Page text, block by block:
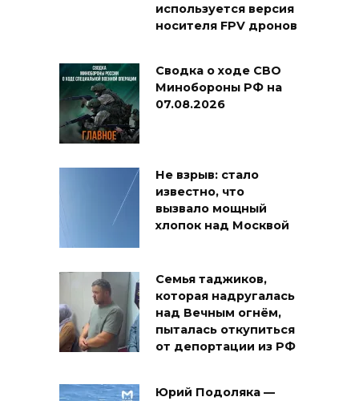
используется версия
носителя FPV дронов
Сводка о ходе СВО
Минобороны РФ на
07.08.2026
Не взрыв: стало
известно, что
вызвало мощный
хлопок над Москвой
Семья таджиков,
которая надругалась
над Вечным огнём,
пыталась откупиться
от депортации из РФ
Юрий Подоляка —